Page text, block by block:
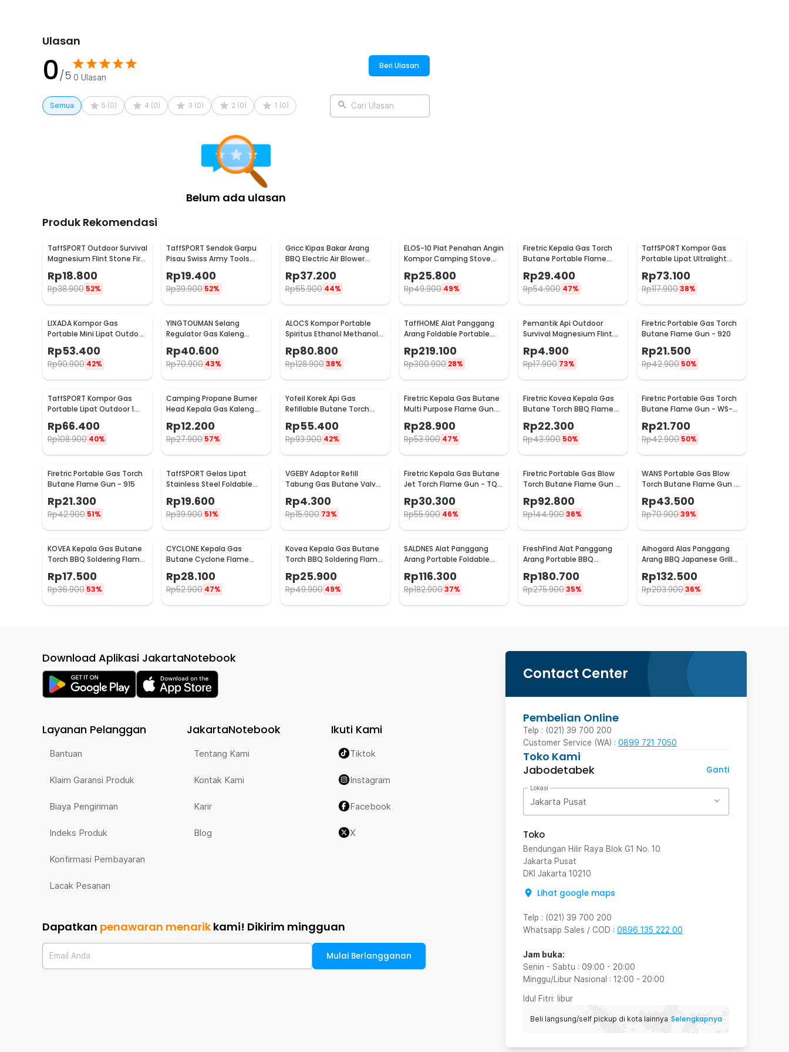
Kelengkapan Produk
1 x JO Kompor Gas Portable Mini Ultralight 1 Burner Camping Stove - KL-S2
1 x Konektor Switch
Ulasan
0/5 0 Ulasan
Beri Ulasan
Semua 5 (0) 4 (0) 3 (0) 2 (0) 1 (0) Cari Ulasan
Belum ada ulasan
Produk Rekomendasi
TaffSPORT Outdoor Survival
Magnesium Flint Stone Fire
Starter Whistle - JD1422
Rp18.800
Rp38.900 52%
TaffSPORT Sendok Garpu
Pisau Swiss Army Tools
Rp19.400
Rp39.900 52%
Gricc Kipas Bakar Arang
BBQ Electric Air Blower
Portable - OK392
Rp37.200
Rp65.900 44%
ELOS-10 Plat Penahan Angin
Kompor Camping Stove
Windshield Aluminium -
E002
Rp25.800
Rp49.900 49%
Firetric Kepala Gas Torch
Butane Portable Flame
Rp29.400
Rp54.900 47%
TaffSPORT Kompor Gas
Portable Lipat Ultralight
Camping Stove Outdoor -
WSS-201
Rp73.100
Rp117.90038%
LIXADA Kompor Gas
Portable Mini Lipat Outdoor
Ultralight Camping Stove -
SL-0102
Rp53.400
Rp90.900 42%
YINGTOUMAN Selang
Regulator Gas Kaleng
Butane Propane Hi Cook
Outdoor - YTM-77
Rp40.600
Rp70.900 43%
ALOCS Kompor Portable
Spiritus Ethanol Methanol
Compact Camping Stove -
ALK01
Rp80.800
Rp128.900 38%
TaffHOME Alat Panggang
Arang Foldable Portable
HWSK77
Rp219.100
Rp300.900 28%
Pemantik Api Outdoor
Survival Magnesium Flint
Rp4.900
Rp17.900 73%
Firetric Portable Gas Torch
Butane Flame Gun - 920
Rp21.500
Rp42.900 50%
TaffSPORT Kompor Gas
Portable Lipat Outdoor 1
Burner Camping Stove -
AT6303
Rp66.400
Rp108.900 40%
Camping Propane Burner
Head Kepala Gas Kaleng
Rp12.200
Rp27.900 57%
Yofeil Korek Api Gas
Refillable Butane Torch
Rp55.400
Rp93.900 42%
Firetric Kepala Gas Butane
Multi Purpose Flame Gun
Torch - WS-504C
Rp28.900
Rp53.900 47%
Firetric Kovea Kepala Gas
Butane Torch BBQ Flame
Gun - KT-2104
Rp22.300
Rp43.900 50%
Firetric Portable Gas Torch
Butane Flame Gun - WS-
Rp21.700
Rp42.900 50%
Firetric Portable Gas Torch
Butane Flame Gun - 915
Rp21.300
Rp42.900 51%
TaffSPORT Gelas Lipat
Stainless Steel Foldable
Cup Carabiner 240ml -
F180
Rp19.600
Rp39.900 51%
VGEBY Adaptor Refill
Tabung Gas Butane Valve
Safe Switching - TL-SA001
Rp4.300
Rp15.900 73%
Firetric Kepala Gas Butane
Jet Torch Flame Gun - TQ-
Rp30.300
Rp55.900 46%
Firetric Portable Gas Blow
Torch Butane Flame Gun -
Rp92.800
Rp144.900 36%
WANS Portable Gas Blow
Torch Butane Flame Gun -
JC-607
Rp43.500
Rp70.90039%
KOVEA Kepala Gas Butane
Torch BBQ Soldering Flame
Rp17.500
Rp36.900 53%
CYCLONE Kepala Gas
Butane Cyclone Flame
Torch Jet Fire Gun - 930
Rp28.100
Rp52.900 47%
Kovea Kepala Gas Butane
Torch BBQ Soldering Flame
Rp25.900
Rp49.900 49%
SALDNES Alat Panggang
Arang Portable Foldable
BBQ Outdoor Grill Stove -
TL-353
Rp116.300
Rp182.90037%
FreshFind Alat Panggang
Arang Portable BBQ
Japanese Grill Stove - H01
Rp180.700
Rp275.900 35%
Aihogard Alas Panggang
Arang BBQ Japanese Grill
Stove 24x14.5cm - H02
Rp132.500
Rp203.90036%
Contact Center
Pembelian Online
Telp : (021) 39 700 200
Customer Service (WA) : 0899 721 7050
Toko Kami
Jabodetabek
Ganti
Lokasi
Jakarta Pusat
Toko
Bendungan Hilir Raya Blok G1 No. 10
Jakarta Pusat
DKI Jakarta 10210
Lihat google maps
Telp : (021) 39 700 200
Whatsapp Sales / COD : 0896 135 222 00
Jam buka:
Senin - Sabtu : 09:00 - 20:00
Minggu/Libur Nasional : 12:00 - 20:00
Idul Fitri: libur
Beli langsung/self pickup di kota lainnya Selengkapnya
Download Aplikasi JakartaNotebook
Layanan Pelanggan
Bantuan
Klaim Garansi Produk
Biaya Pengiriman
Indeks Produk
Konfirmasi Pembayaran
Lacak Pesanan
JakartaNotebook
Tentang Kami
Kontak Kami
Karir
Blog
Ikuti Kami
Tiktok
Instagram
Facebook
X
Dapatkan penawaran menarik kami! Dikirim mingguan
Email Anda Mulai Berlangganan